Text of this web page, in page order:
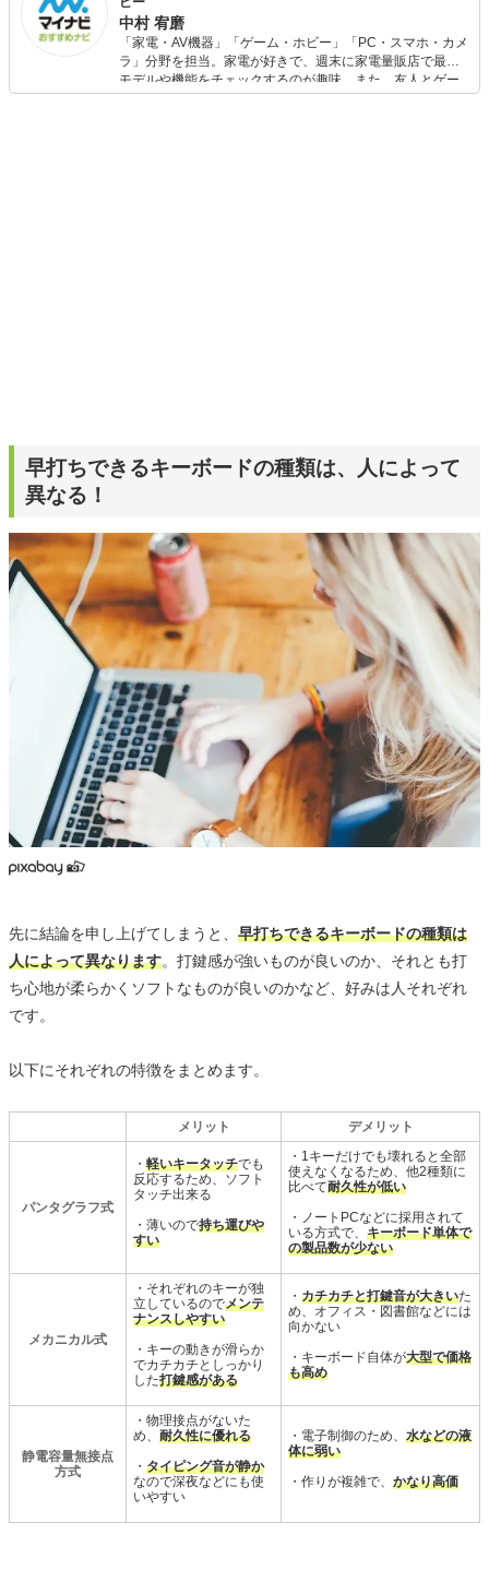
家電で分からないことはありません。 現在は家電ライター
の業務も通して「全ての人が平等に良い家電に巡り会える
機会の提供」に尽力しています。
中村 宥磨
「家電・AV機器」「ゲーム・ホビー」「PC・スマホ・カメ
ラ」分野を担当。家電が好きで、週末に家電量販店で最新
モデルや機能をチェックするのが趣味。また、友人とゲー
ムを楽しみながら、新作タイトルやイベント情報もいち早
早打ちできるキーボードの種類は、人によって
異なる！
先に結論を申し上げてしまうと、 早打ちできるキーボードの種類は
人によって異なります。打鍵感が強いものが良いのか、それとも打
ち心地が柔らかくソフトなものが良いのかなど、好みは人それぞれ
です。
以下にそれぞれの特徴をまとめます。
メリット デメリット
パンタグラフ式
・ 軽いキータッチでも
反応するため、ソフト
タッチ出来る
・薄いので持ち運びや
すい
・1キーだけでも壊れると全部
使えなくなるため、他2種類に
比べて耐久性が低い
・ノートPCなどに採用されて
いる方式で、 キーボード単体で
の製品数が少ない
メカニカル式
・それぞれのキーが独
立しているのでメンテ
ナンスしやすい
・キーの動きが滑らか
でカチカチとしっかり
した打鍵感がある
・ カチカチと打鍵音が大きいた
め、オフィス・図書館などには
向かない
・キーボード自体が大型で価格
も高め
静電容量無接点
方式
・物理接点がないた
め、 耐久性に優れる
・ タイピング音が静か
なので深夜などにも使
いやすい
・電子制御のため、 水などの液
体に弱い
・作りが複雑で、 かなり高価